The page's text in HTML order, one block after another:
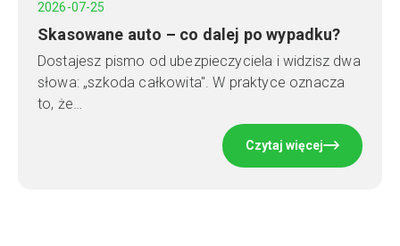
2026-07-25
Skasowane auto – co dalej po wypadku?
Dostajesz pismo od ubezpieczyciela i widzisz dwa
słowa: „szkoda całkowita". W praktyce oznacza
to, że…
Czytaj więcej